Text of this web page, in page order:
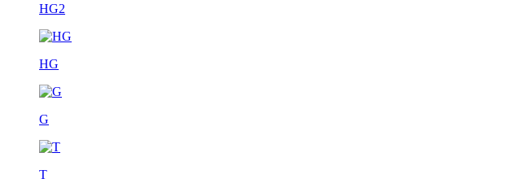
HG2
HG
G
T